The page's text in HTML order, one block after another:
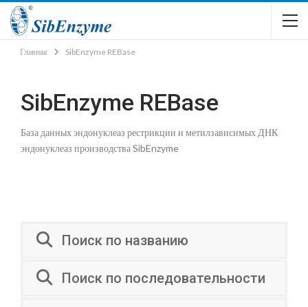
Главная SibEnzyme REBase
SibEnzyme REBase
База данных эндонуклеаз рестрикции и метилзависимых ДНК
эндонуклеаз производства SibEnzyme
Поиск по названию
Поиск по последовательности